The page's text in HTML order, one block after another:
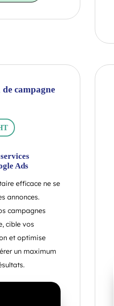
campagne
Ads
efficace ne se
annonces.
campagnes
cible vos
et optimise
un maximum